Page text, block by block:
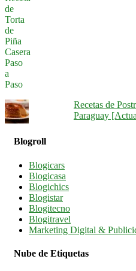
Recetas de
Paraguay
Blogroll
Blogicars
Blogicasa
Blogichics
Blogistar
Blogitecno
Blogitravel
Marketing Digital &
Nube de Etiquetas